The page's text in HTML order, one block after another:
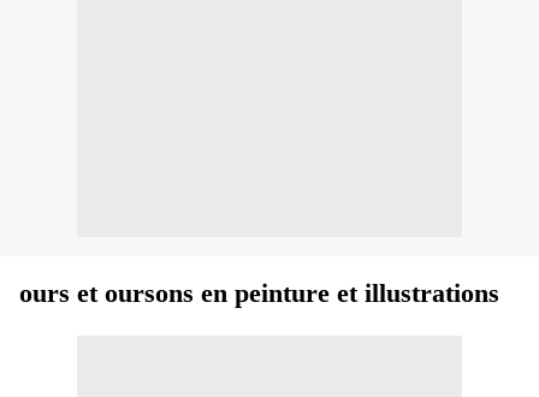
ours et oursons en peinture et illustrations